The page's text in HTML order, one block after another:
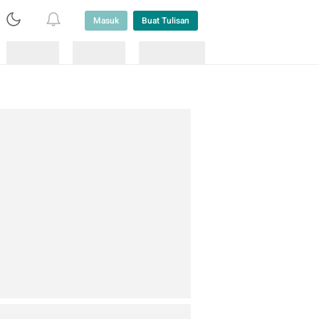
Masuk Buat Tulisan